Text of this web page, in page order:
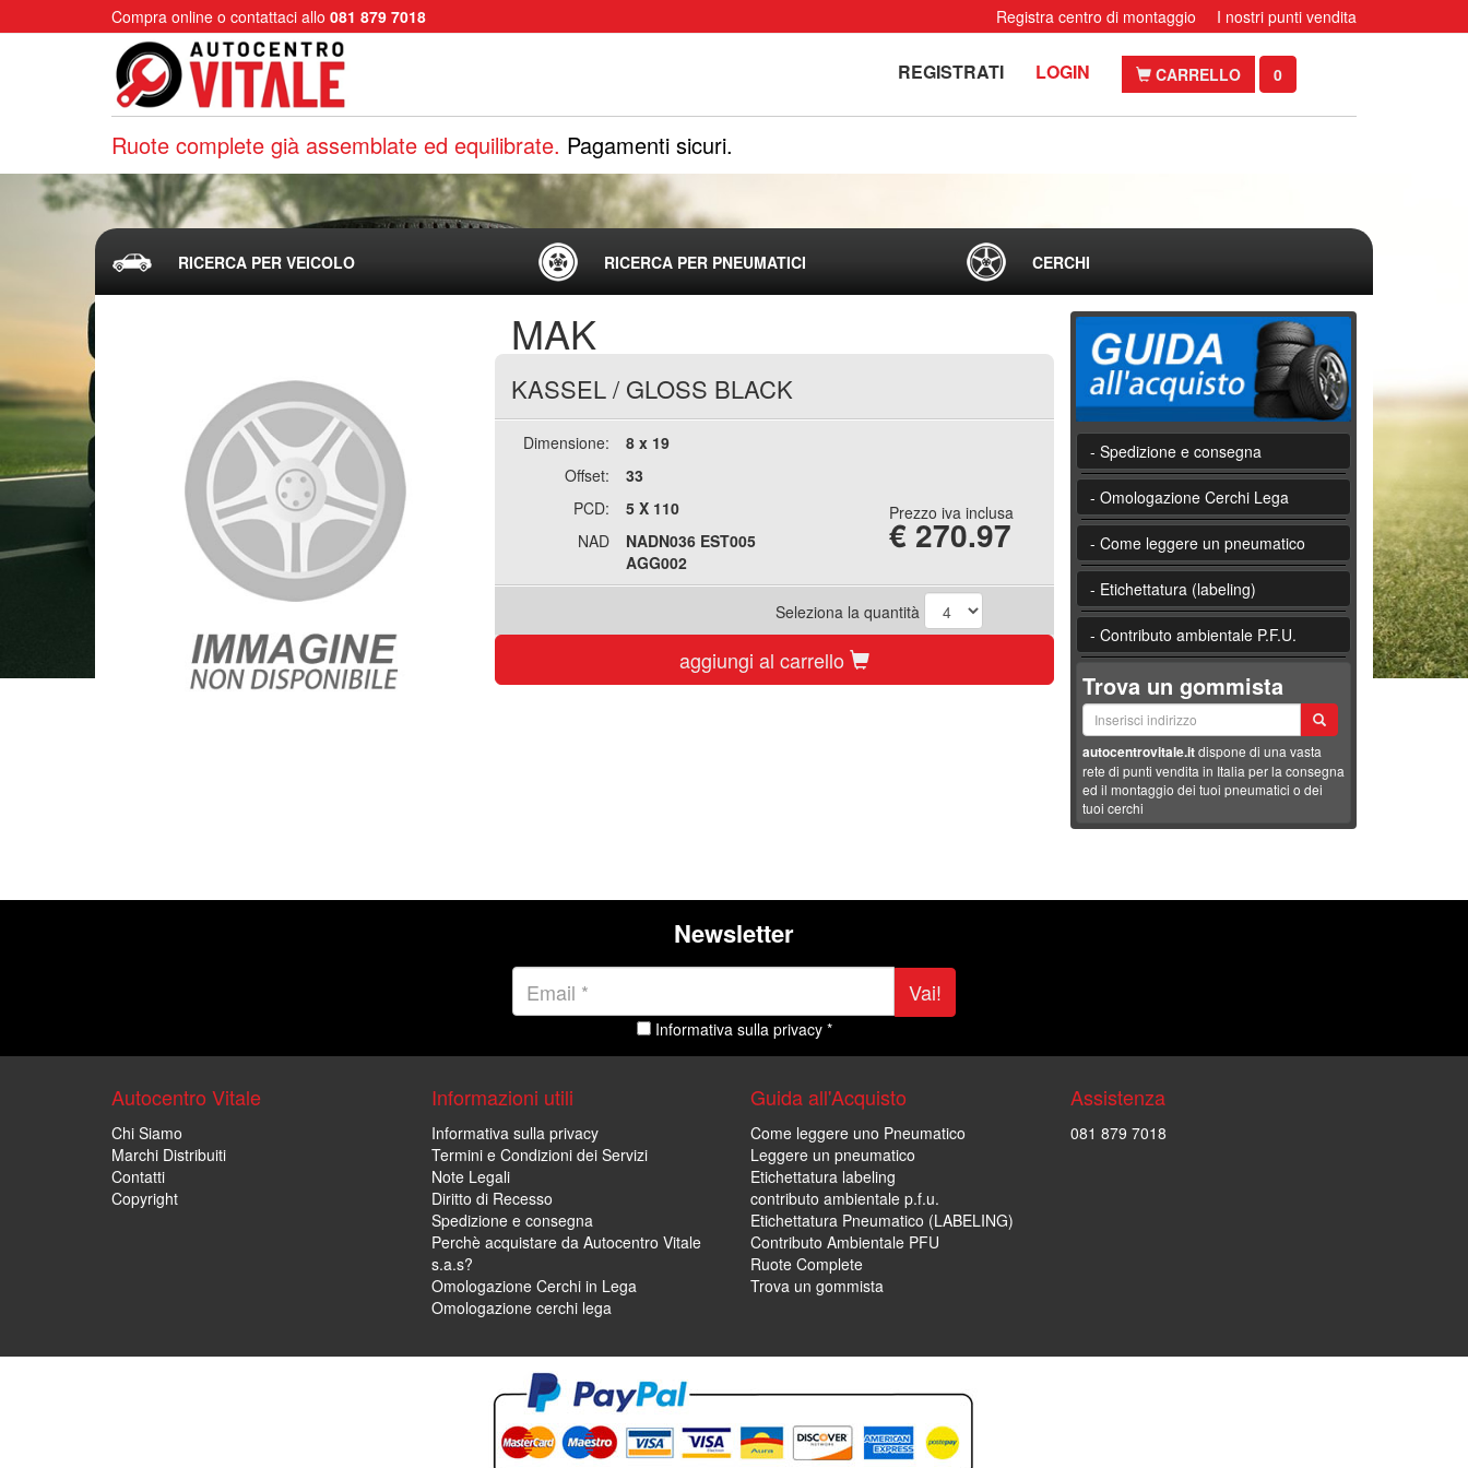
Compra online o contattaci allo 081 879 7018 Registra centro di montaggio I nostri punti vendita
REGISTRATI LOGIN CARRELLO 0
Ruote complete già assemblate ed equilibrate. Pagamenti sicuri.
RICERCA PER VEICOLO RICERCA PER PNEUMATICI CERCHI
MAK
KASSEL/ GLOSS BLACK
Dimensione:
8 x 19
Offset:
33
PCD:
5 X 110
NAD
NADN036 EST005
AGG002
Prezzo iva inclusa
€ 270.97
Seleziona la quantità
aggiungi al carrello
- Spedizione e consegna
- Omologazione Cerchi Lega
- Come leggere un pneumatico
- Etichettatura (labeling)
- Contributo ambientale P.F.U.
Trova un gommista
autocentrovitale.itdispone di una vasta
rete di punti vendita in Italia per la consegna
ed il montaggio dei tuoi pneumatici o dei
tuoi cerchi
Newsletter
Vai!
Informativa sulla privacy *
Autocentro Vitale
Chi Siamo
Marchi Distribuiti
Contatti
Copyright
Informazioni utili
Informativa sulla privacy
Termini e Condizioni dei Servizi
Note Legali
Diritto di Recesso
Spedizione e consegna
Perchè acquistare da Autocentro Vitale
s.a.s?
Omologazione Cerchi in Lega
Omologazione cerchi lega
Guida all'Acquisto
Come leggere uno Pneumatico
Leggere un pneumatico
Etichettatura labeling
contributo ambientale p.f.u.
Etichettatura Pneumatico (LABELING)
Contributo Ambientale PFU
Ruote Complete
Trova un gommista
Assistenza
081 879 7018